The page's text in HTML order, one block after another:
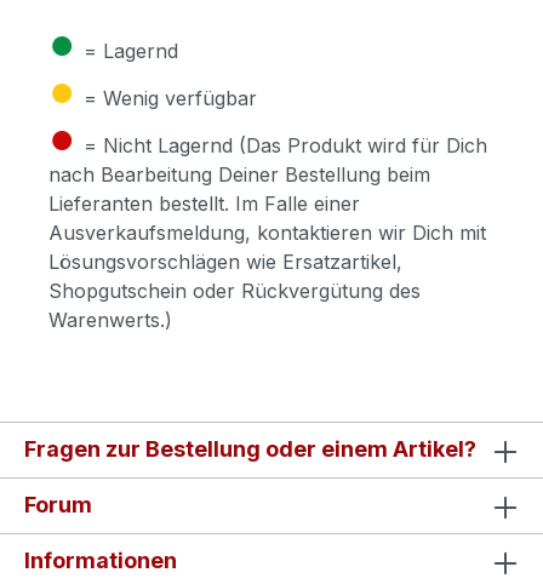
● = Lagernd
● = Wenig verfügbar
● = Nicht Lagernd (Das Produkt wird für Dich
nach Bearbeitung Deiner Bestellung beim
Lieferanten bestellt. Im Falle einer
Ausverkaufsmeldung, kontaktieren wir Dich mit
Lösungsvorschlägen wie Ersatzartikel,
Shopgutschein oder Rückvergütung des
Warenwerts.)
Fragen zur Bestellung oder einem Artikel?
Forum
Informationen